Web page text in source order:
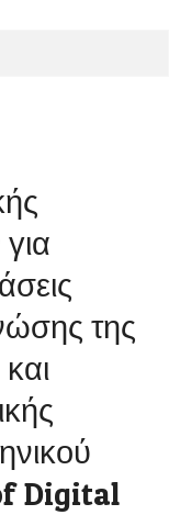
της
Digital